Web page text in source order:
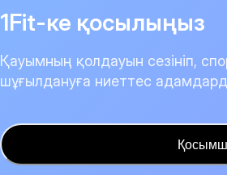
1Fit-ке қосылыңыз
Қауымның қолдауын сезініп,
шұғылдануға ниеттес